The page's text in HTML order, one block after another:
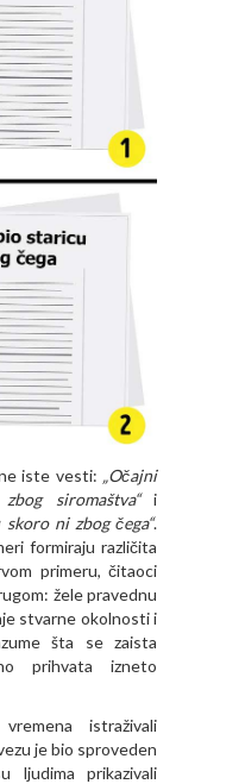
iste vesti: „Očajni
siromaštva“i
ni zbog čega“.
formiraju različita
primeru, čitaoci
žele pravednu
stvarne okolnosti i
šta se zaista
prihvata izneto
istraživali
je bio sproveden
ljudima prikazivali